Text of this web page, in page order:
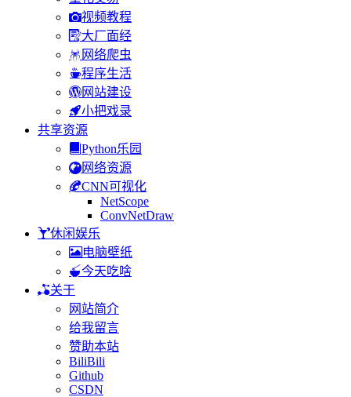
视频教程
大厂面经
网络爬虫
程序生活
网站建设
小把戏录
共享资源
Python乐园
网络资源
CNN可视化
NetScope
ConvNetDraw
休闲娱乐
电脑壁纸
今天吃啥
关于
网站简介
给我留言
赞助本站
BiliBili
Github
CSDN